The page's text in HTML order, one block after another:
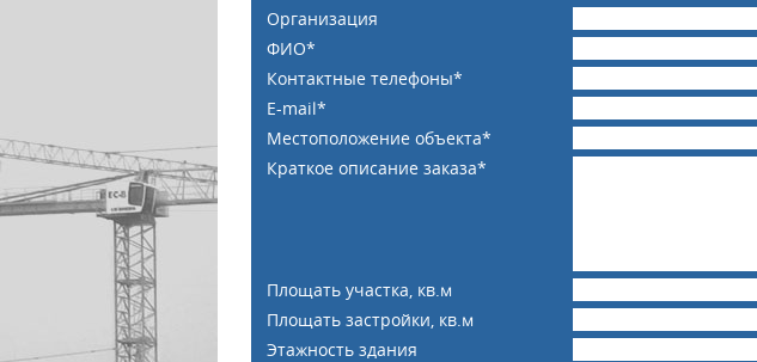
Организация
ФИО*
Контактные телефоны*
E-mail*
Местоположение объекта*
Краткое описание заказа*
Площать участка, кв.м
Площать застройки, кв.м
Этажность здания